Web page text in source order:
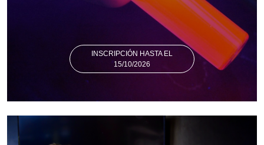
INSCRIPCIÓN HASTA EL
15/10/2026